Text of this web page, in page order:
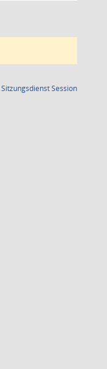
SitzungsdienstSession(Wird in